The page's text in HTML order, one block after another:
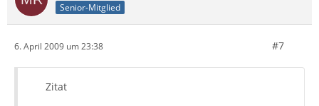
Senior-Mitglied
6. April 2009 um 23:38 #7
Zitat